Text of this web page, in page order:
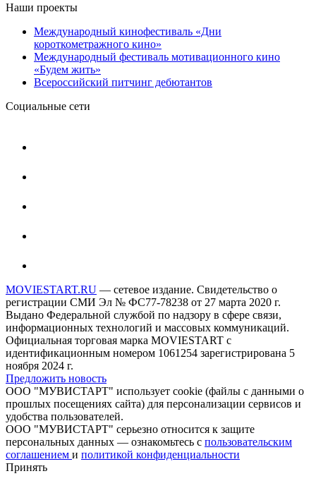
Наши проекты
Международный кинофестиваль «Дни
короткометражного кино»
Международный фестиваль мотивационного кино
«Будем жить»
Всероссийский питчинг дебютантов
Социальные сети
MOVIESTART.RU — сетевое издание. Свидетельство о
регистрации СМИ Эл № ФС77-78238 от 27 марта 2020 г.
Выдано Федеральной службой по надзору в сфере связи,
информационных технологий и массовых коммуникаций.
Официальная торговая марка MOVIESTART с
идентификационным номером 1061254 зарегистрирована 5
ноября 2024 г.
Предложить новость
ООО "МУВИСТАРТ" использует cookie (файлы с данными о
прошлых посещениях сайта) для персонализации сервисов и
удобства пользователей.
ООО "МУВИСТАРТ" серьезно относится к защите
персональных данных — ознакомьтесь с пользовательским
соглашением и политикой конфиденциальности
Принять